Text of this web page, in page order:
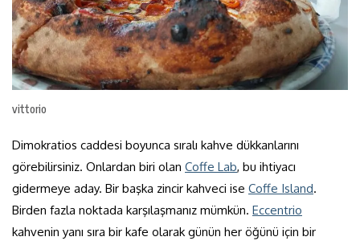
vittorio
Dimokratios caddesi boyunca sıralı kahve dükkanlarını
görebilirsiniz. Onlardan biri olan Coffe Lab, bu ihtiyacı
gidermeye aday. Bir başka zincir kahveci ise Coffe Island.
Birden fazla noktada karşılaşmanız mümkün. Eccentrio
kahvenin yanı sıra bir kafe olarak günün her öğünü için bir